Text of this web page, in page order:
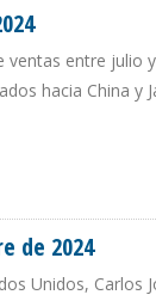
ventas entre julio
hacia China y
de 2024
Unidos, Carlos